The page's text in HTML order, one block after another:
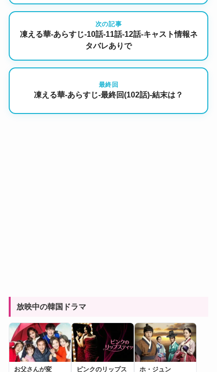
次の記事
凍える華-あらすじ-10話-11話-12話-キャスト情報ネ
タバレありで
最終回
凍える華-あらすじ-最終回(102話)-結末は？
放映中の韓国ドラマ
お父さんが変
ピンクのリップス
ホ・ジュン